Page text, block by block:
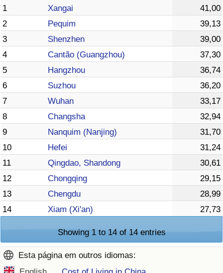
1 Xangai
41,00
2
Pequim
39,13
3
Shenzhen
39,00
4
Cantão (Guangzhou)
37,30
5
Hangzhou
36,74
6
Suzhou
36,20
7
Wuhan
33,17
8
Changsha
32,94
9
Nanquim (Nanjing)
31,70
10
Hefei
31,24
11
Qingdao, Shandong
30,61
12
Chongqing
29,15
13
Chengdu
28,99
14
Xiam (Xi'an) 27,73
Showing 1 to 14 of 14 entries
Esta página em outros idiomas: